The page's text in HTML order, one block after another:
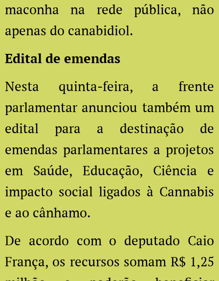
maconha na rede pública, não
apenas do canabidiol.
Edital de emendas
Nesta quinta-feira, a frente
parlamentar anunciou também um
edital para a destinação de
emendas parlamentares a projetos
em Saúde, Educação, Ciência e
impacto social ligados à Cannabis
e ao cânhamo.
De acordo com o deputado Caio
França, os recursos somam R$ 1,25